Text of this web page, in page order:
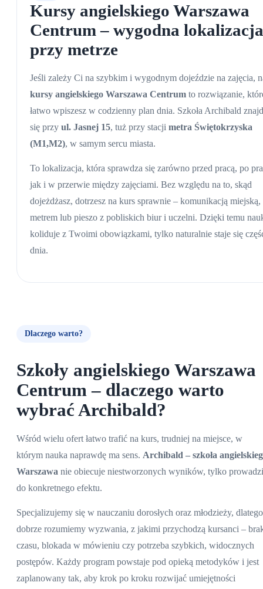
Kursy angielskiego Warszawa
Centrum– wygodna
przy metrze
Jeśli zależy Ci na szybkim i wygodnym dojeździe na zajęcia,
kursy angielskiego Warszawa Centrum to rozwiązanie,
łatwo wpiszesz w codzienny plan dnia. Szkoła Archibald
się przyul. Jasnej 15, tuż przy stacjimetra Świętokrzyska
(M1,M2), w samym sercu miasta.
To lokalizacja, która sprawdza się zarówno przed pracą, po
jak i w przerwie między zajęciami. Bez względu na to, skąd
dojeżdżasz, dotrzesz na kurs sprawnie – komunikacją miejską,
metrem lub pieszo z pobliskich biur i uczelni. Dzięki temu
koliduje z Twoimi obowiązkami, tylko naturalnie staje się
dnia.
Dlaczego warto?
Szkoły angielskiego Warszawa
Centrum– dlaczego warto
wybrać Archibald?
Wśród wielu ofert łatwo trafić na kurs, trudniej na miejsce, w
którym nauka naprawdę ma sens. Archibald – szkoła
Warszawa nie obiecuje niestworzonych wyników, tylko prowadzi
do konkretnego efektu.
Specjalizujemy się w nauczaniu dorosłych oraz młodzieży, dlatego
dobrze rozumiemy wyzwania, z jakimi przychodzą kursanci –
czasu, blokada w mówieniu czy potrzeba szybkich, widocznych
postępów. Każdy program powstaje pod opieką metodyków i jest
zaplanowany tak, aby krok po kroku rozwijać umiejętności